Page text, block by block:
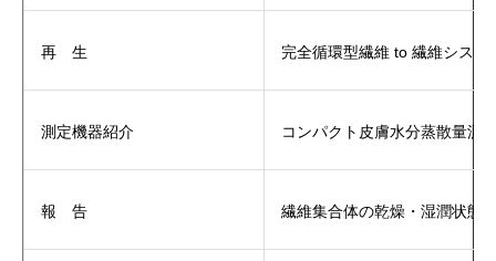
再 生 完全循環型繊維 to 繊維システ
測定機器紹介 コンパクト皮膚水分蒸散量
報 告 繊維集合体の乾燥・湿潤状